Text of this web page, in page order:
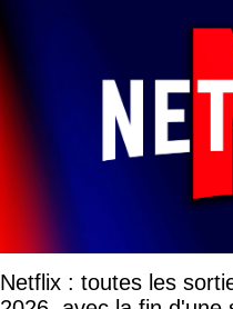
Netflix : toutes les